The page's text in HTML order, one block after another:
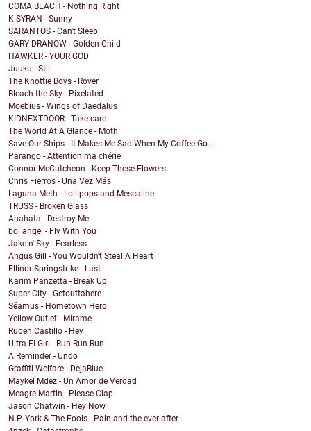
COMA BEACH - Nothing Right
K-SYRAN - Sunny
SARANTOS - Can't Sleep
GARY DRANOW - Golden Child
HAWKER - YOUR GOD
Juuku - Still
The Knottie Boys - Rover
Bleach the Sky - Pixelated
Möebius - Wings of Daedalus
KIDNEXTDOOR - Take care
The World At A Glance - Moth
Save Our Ships - It Makes Me Sad When My Coffee Go...
Parango - Attention ma chérie
Connor McCutcheon - Keep These Flowers
Chris Fierros - Una Vez Más
Laguna Meth - Lollipops and Mescaline
TRUSS - Broken Glass
Anahata - Destroy Me
boi angel - Fly With You
Jake n' Sky - Fearless
Angus Gill - You Wouldn't Steal A Heart
Ellinor Springstrike - Last
Karim Panzetta - Break Up
Super City - Getouttahere
Séamus - Hometown Hero
Yellow Outlet - Mírame
Ruben Castillo - Hey
Ultra-FI Girl - Run Run Run
A Reminder - Undo
Graffiti Welfare - DejaBlue
Maykel Mdez - Un Amor de Verdad
Meagre Martin - Please Clap
Jason Chatwin - Hey Now
N.P. York & The Fools - Pain and the ever after